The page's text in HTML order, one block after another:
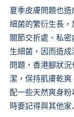
夏季皮膚問題也
細菌的繁衍生長，
關節交折處、私
生細菌，因而造
問題，香港腳狀
潔，保持肌膚乾
配一些天然爽身
時要記得與其他